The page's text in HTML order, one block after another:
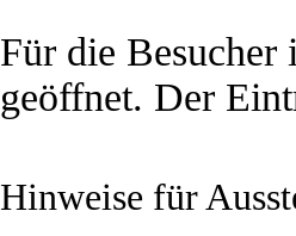
Für die
geöffnet. Der
Hinweise für